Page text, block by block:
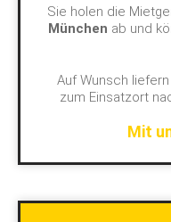
Sie holen die
München ab und
Auf Wunsch
zum Einsatzort
Mit